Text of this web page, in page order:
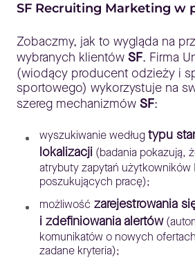
SF Recruiting Marketing w
Zobaczmy, jak to wygląda na
wybranych klientów SF. Firma
(wiodący producent odzieży i
sportowego) wykorzystuje na
szereg mechanizmów SF:
wyszukiwanie wedługtypu
lokalizacji (badania pokazują,
atrybuty zapytań użytkowników
poszukujących pracę);
możliwość zarejestrowania
i zdefiniowania alertów
komunikatów o nowych
zadane kryteria);